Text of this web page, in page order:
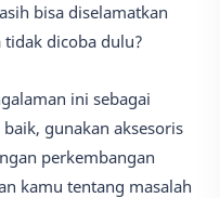
bisa diselamatkan
tidak dicoba dulu?
ini sebagai
gunakan aksesoris
perkembangan
kamu tentang masalah